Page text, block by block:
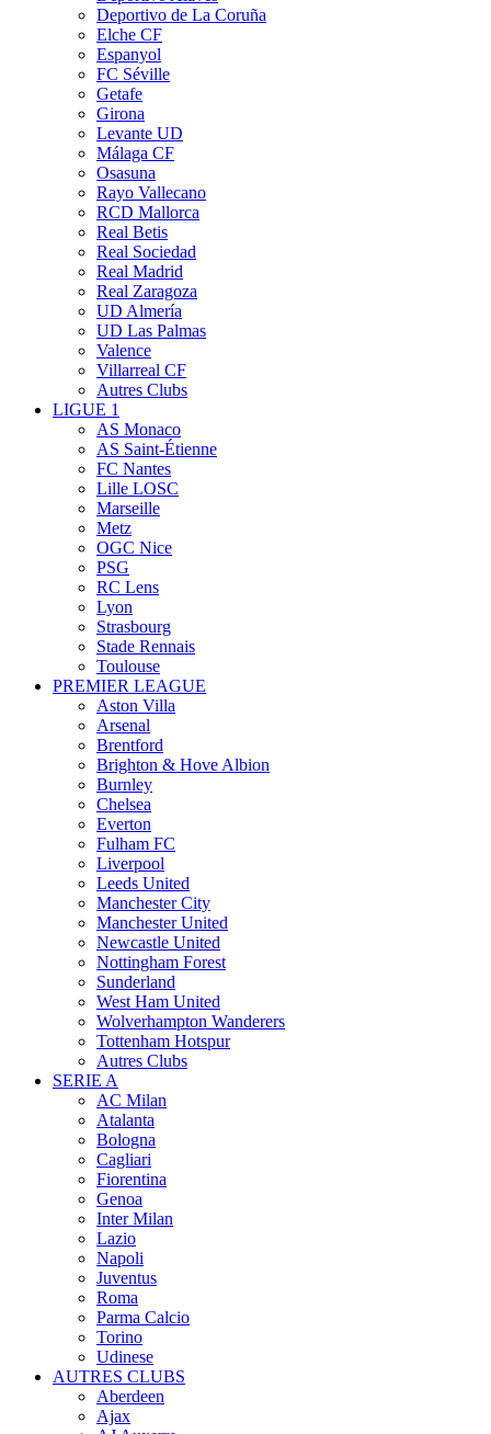
Deportivo de La Coruña
Elche CF
Espanyol
FC Séville
Getafe
Girona
Levante UD
Málaga CF
Osasuna
Rayo Vallecano
RCD Mallorca
Real Betis
Real Sociedad
Real Madrid
Real Zaragoza
UD Almería
UD Las Palmas
Valence
Villarreal CF
Autres Clubs
LIGUE 1
AS Monaco
AS Saint-Étienne
FC Nantes
Lille LOSC
Marseille
Metz
OGC Nice
PSG
RC Lens
Lyon
Strasbourg
Stade Rennais
Toulouse
PREMIER LEAGUE
Aston Villa
Arsenal
Brentford
Brighton & Hove Albion
Burnley
Chelsea
Everton
Fulham FC
Liverpool
Leeds United
Manchester City
Manchester United
Newcastle United
Nottingham Forest
Sunderland
West Ham United
Wolverhampton Wanderers
Tottenham Hotspur
Autres Clubs
SERIE A
AC Milan
Atalanta
Bologna
Cagliari
Fiorentina
Genoa
Inter Milan
Lazio
Napoli
Juventus
Roma
Parma Calcio
Torino
Udinese
AUTRES CLUBS
Aberdeen
Ajax